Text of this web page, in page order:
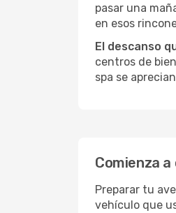
pasar una
en esos
El descanso
centros de
spa se
Comienza
Preparar tu
vehículo que